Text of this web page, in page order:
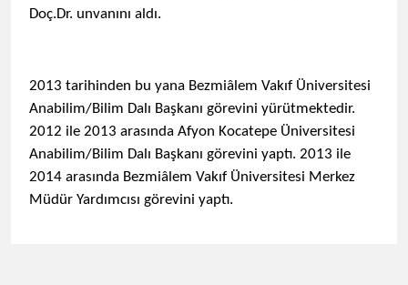
Doç.Dr. unvanını aldı.
2013 tarihinden bu yana Bezmiâlem Vakıf Üniversitesi
Anabilim/Bilim Dalı Başkanı görevini yürütmektedir.
2012 ile 2013 arasında Afyon Kocatepe Üniversitesi
Anabilim/Bilim Dalı Başkanı görevini yaptı. 2013 ile
2014 arasında Bezmiâlem Vakıf Üniversitesi Merkez
Müdür Yardımcısı görevini yaptı.​